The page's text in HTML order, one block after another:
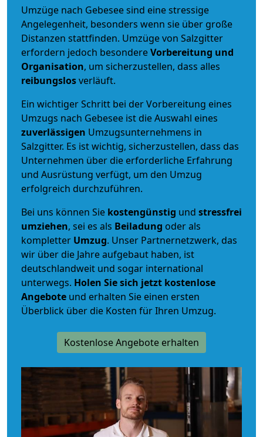
Umzüge nach Gebesee sind eine stressige
Angelegenheit, besonders wenn sie über große
Distanzen stattfinden. Umzüge von Salzgitter
erfordern jedoch besondereVorbereitung und
Organisation, um sicherzustellen, dass alles
reibungslosverläuft.
Ein wichtiger Schritt bei der Vorbereitung eines
Umzugs nach Gebesee ist die Auswahl eines
zuverlässigen Umzugsunternehmens in
Salzgitter. Es ist wichtig, sicherzustellen, dass das
Unternehmen über die erforderliche Erfahrung
und Ausrüstung verfügt, um den Umzug
erfolgreich durchzuführen.
Bei uns können Sie kostengünstig und stressfrei
umziehen, sei es als Beiladung oder als
kompletter Umzug. Unser Partnernetzwerk, das
wir über die Jahre aufgebaut haben, ist
deutschlandweit und sogar international
unterwegs. Holen Sie sich jetzt kostenlose
Angebote und erhalten Sie einen ersten
Überblick über die Kosten für Ihren Umzug.
Kostenlose Angebote erhalten